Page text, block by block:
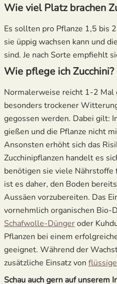
Wie viel Platz brachen
Es sollten pro Pflanze 1,5 bis
sie üppig wachsen kann und
sind. Je nach Sorte empfiehlt
Wie pflege ich Zucchini?
Normalerweise reicht 1-2 Mal
besonders trockener
gegossen werden. Dabei gilt:
gießen und die Pflanze nicht
Ansonsten erhöht sich das
Zucchinipflanzen handelt es
benötigen sie viele
ist es daher, den Boden
Aussäen vorzubereiten. Das
vornehmlich organischen Bio-
Schafwolle-Düngeroder
Pflanzen bei einem
geeignet. Während der
zusätzliche Einsatz von
Schau auch gern auf